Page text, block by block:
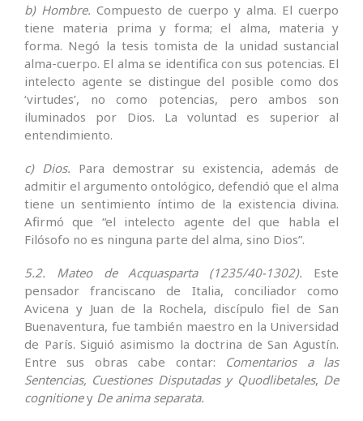
b) Hombre. Compuesto de cuerpo y alma. El cuerpo
tiene materia prima y forma; el alma, materia y
forma. Negó la tesis tomista de la unidad sustancial
alma-cuerpo. El alma se identifica con sus potencias. El
intelecto agente se distingue del posible como dos
‘virtudes’, no como potencias, pero ambos son
iluminados por Dios. La voluntad es superior al
entendimiento.
c) Dios. Para demostrar su existencia, además de
admitir el argumento ontológico, defendió que el alma
tiene un sentimiento íntimo de la existencia divina.
Afirmó que “el intelecto agente del que habla el
Filósofo no es ninguna parte del alma, sino Dios”.
5.2. Mateo de Acquasparta (1235/40-1302). Este
pensador franciscano de Italia, conciliador como
Avicena y Juan de la Rochela, discípulo fiel de San
Buenaventura, fue también maestro en la Universidad
de París. Siguió asimismo la doctrina de San Agustín.
Entre sus obras cabe contar: Comentarios a las
Sentencias, Cuestiones Disputadas y Quodlibetales, De
cognitioney De anima separata.